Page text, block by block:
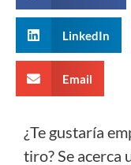
LinkedIn
Email
¿Te gustaría
tiro? Se acerca